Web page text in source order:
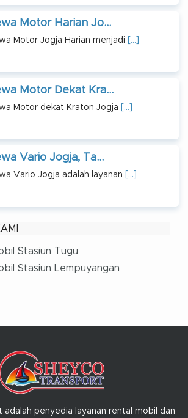
Motor Harian Jo...
Motor Jogja Harian menjadi […]
Motor Dekat Kra...
Motor dekat Kraton Jogja […]
Vario Jogja, Ta...
Vario Jogja adalah layanan […]
Stasiun Tugu
Stasiun Lempuyangan
adalah penyedia layanan rental mobil dan